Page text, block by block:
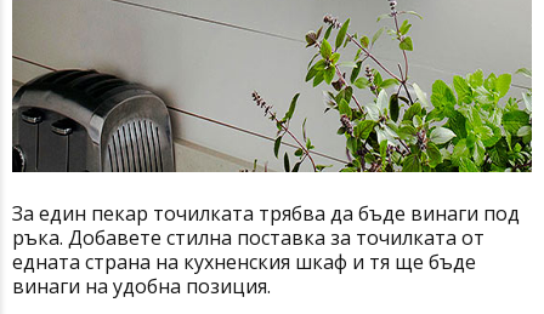
За един пекар точилката трябва да бъде винаги под
ръка. Добавете стилна поставка за точилката от
едната страна на кухненския шкаф и тя ще бъде
винаги на удобна позиция.